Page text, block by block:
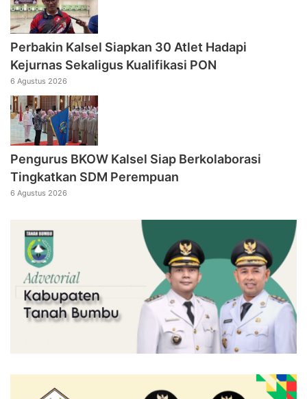
Perbakin Kalsel Siapkan 30 Atlet Hadapi
Kejurnas Sekaligus Kualifikasi PON
6 Agustus 2026
Pengurus BKOW Kalsel Siap Berkolaborasi
Tingkatkan SDM Perempuan
6 Agustus 2026